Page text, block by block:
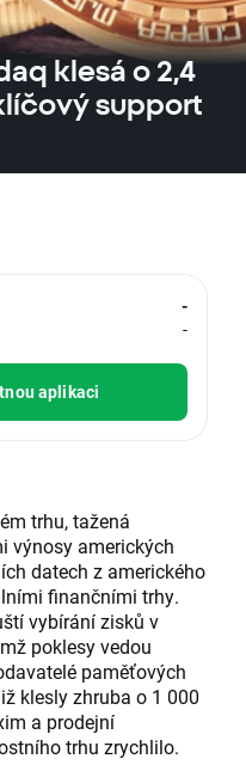
klesá o 2,4
support
-
-
aplikaci
trhu, tažená
výnosy amerických
datech z amerického
finančními trhy.
vybírání zisků v
poklesy vedou
paměťových
klesly zhruba o 1 000
a prodejní
trhu zrychlilo.